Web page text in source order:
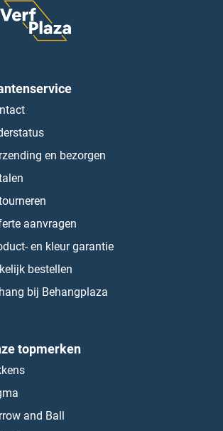
en bezorgen
aanvragen
en kleur garantie
bestellen
bij Behangplaza
topmerken
and Ball